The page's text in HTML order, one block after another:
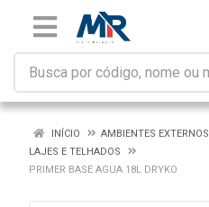
INÍCIO
AMBIENTES EXTERNOS
LAJES E TELHADOS
PRIMER BASE AGUA 18L DRYKO